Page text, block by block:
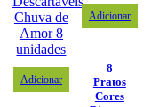
Adicionar
Adicionar
8
Pratos
Cores